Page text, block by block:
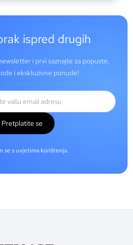
ispred drugih
i prvi saznajte za popuste,
i ekskluzivne ponude!
Pretplatite se
se s uvjetima korištenja.